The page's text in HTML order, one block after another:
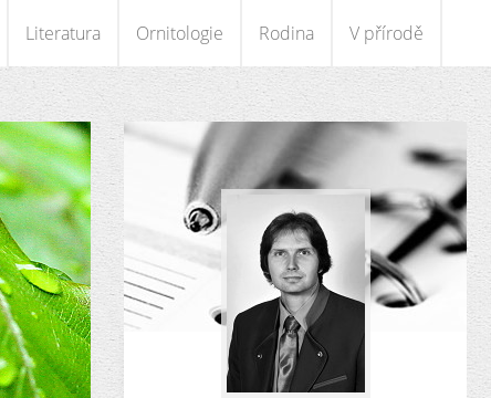
Literatura Ornitologie Rodina V přírodě